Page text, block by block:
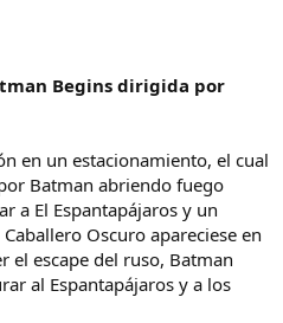
Begins dirigida por
en un estacionamiento, el cual
Batman abriendo fuego
a El Espantapájaros y un
Oscuro apareciese en
el escape del ruso, Batman
al Espantapájaros y a los